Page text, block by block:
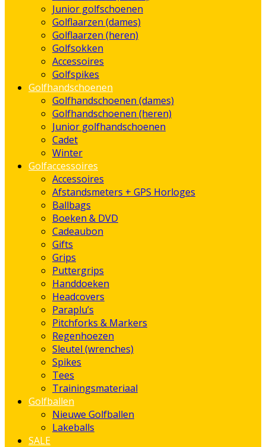
Junior golfschoenen
Golflaarzen (dames)
Golflaarzen (heren)
Golfsokken
Accessoires
Golfspikes
Golfhandschoenen
Golfhandschoenen (dames)
Golfhandschoenen (heren)
Junior golfhandschoenen
Cadet
Winter
Golfaccessoires
Accessoires
Afstandsmeters + GPS Horloges
Ballbags
Boeken & DVD
Cadeaubon
Gifts
Grips
Puttergrips
Handdoeken
Headcovers
Paraplu’s
Pitchforks & Markers
Regenhoezen
Sleutel (wrenches)
Spikes
Tees
Trainingsmateriaal
Golfballen
Nieuwe Golfballen
Lakeballs
SALE